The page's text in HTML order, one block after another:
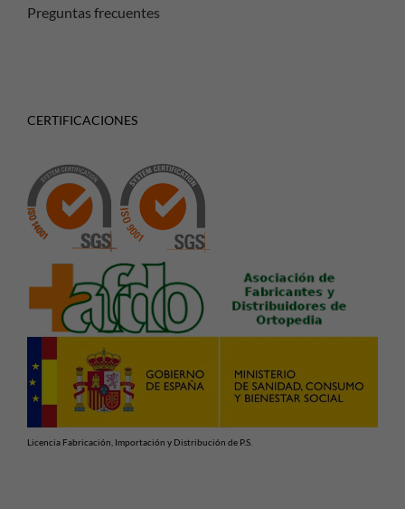
Preguntas frecuentes
CERTIFICACIONES
Licencia Fabricación, Importación y Distribución de P.S.